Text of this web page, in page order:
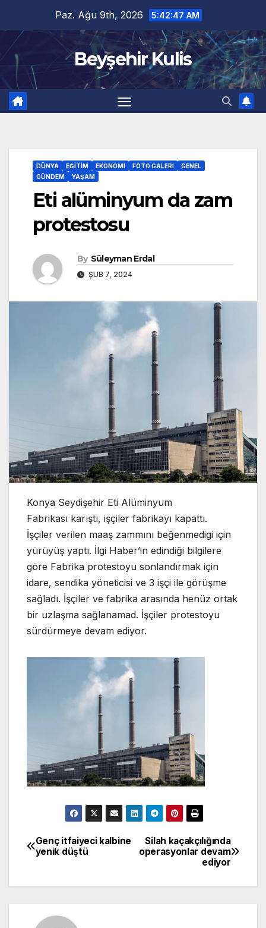
content
Paz. Ağu 9th, 2026 5:42:48 AM
Beyşehir Kulis
DÜNYA EĞITIM EKONOMI FOTO GALERI
GENEL
GÜNDEM
YAŞAM
Eti alüminyum da zam
protestosu
By Süleyman Erdal
ŞUB 7, 2024
Konya Seydişehir Eti Alüminyum
Fabrikası karıştı, işçiler fabrikayı kapattı.
İşçiler verilen maaş zammını beğenmedigi için
yürüyüş yaptı. İlgi Haber’in edindiği bilgilere
göre Fabrika protestoyu sonlandırmak için
idare, sendika yöneticisi ve 3 işçi ile görüşme
sağladı. İşçiler ve fabrika arasında henüz ortak
bir uzlaşma sağlanamad. İşçiler protestoyu
sürdürmeye devam ediyor.
Yazı
Silah kaçakçılığında
operasyonlar devam
ediyor
Genç itfaiyeci kalbine
yenik düştü